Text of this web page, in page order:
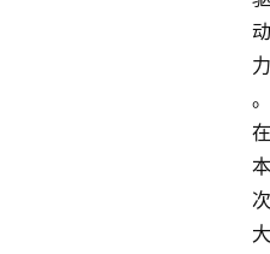
动
力
。
在
本
次
大